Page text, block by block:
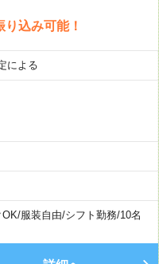
込み可能！
による
/服装自由/シフト勤務/10名